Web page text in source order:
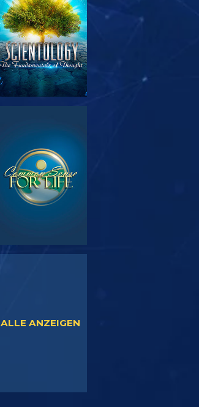
ALLE ANZEIGEN